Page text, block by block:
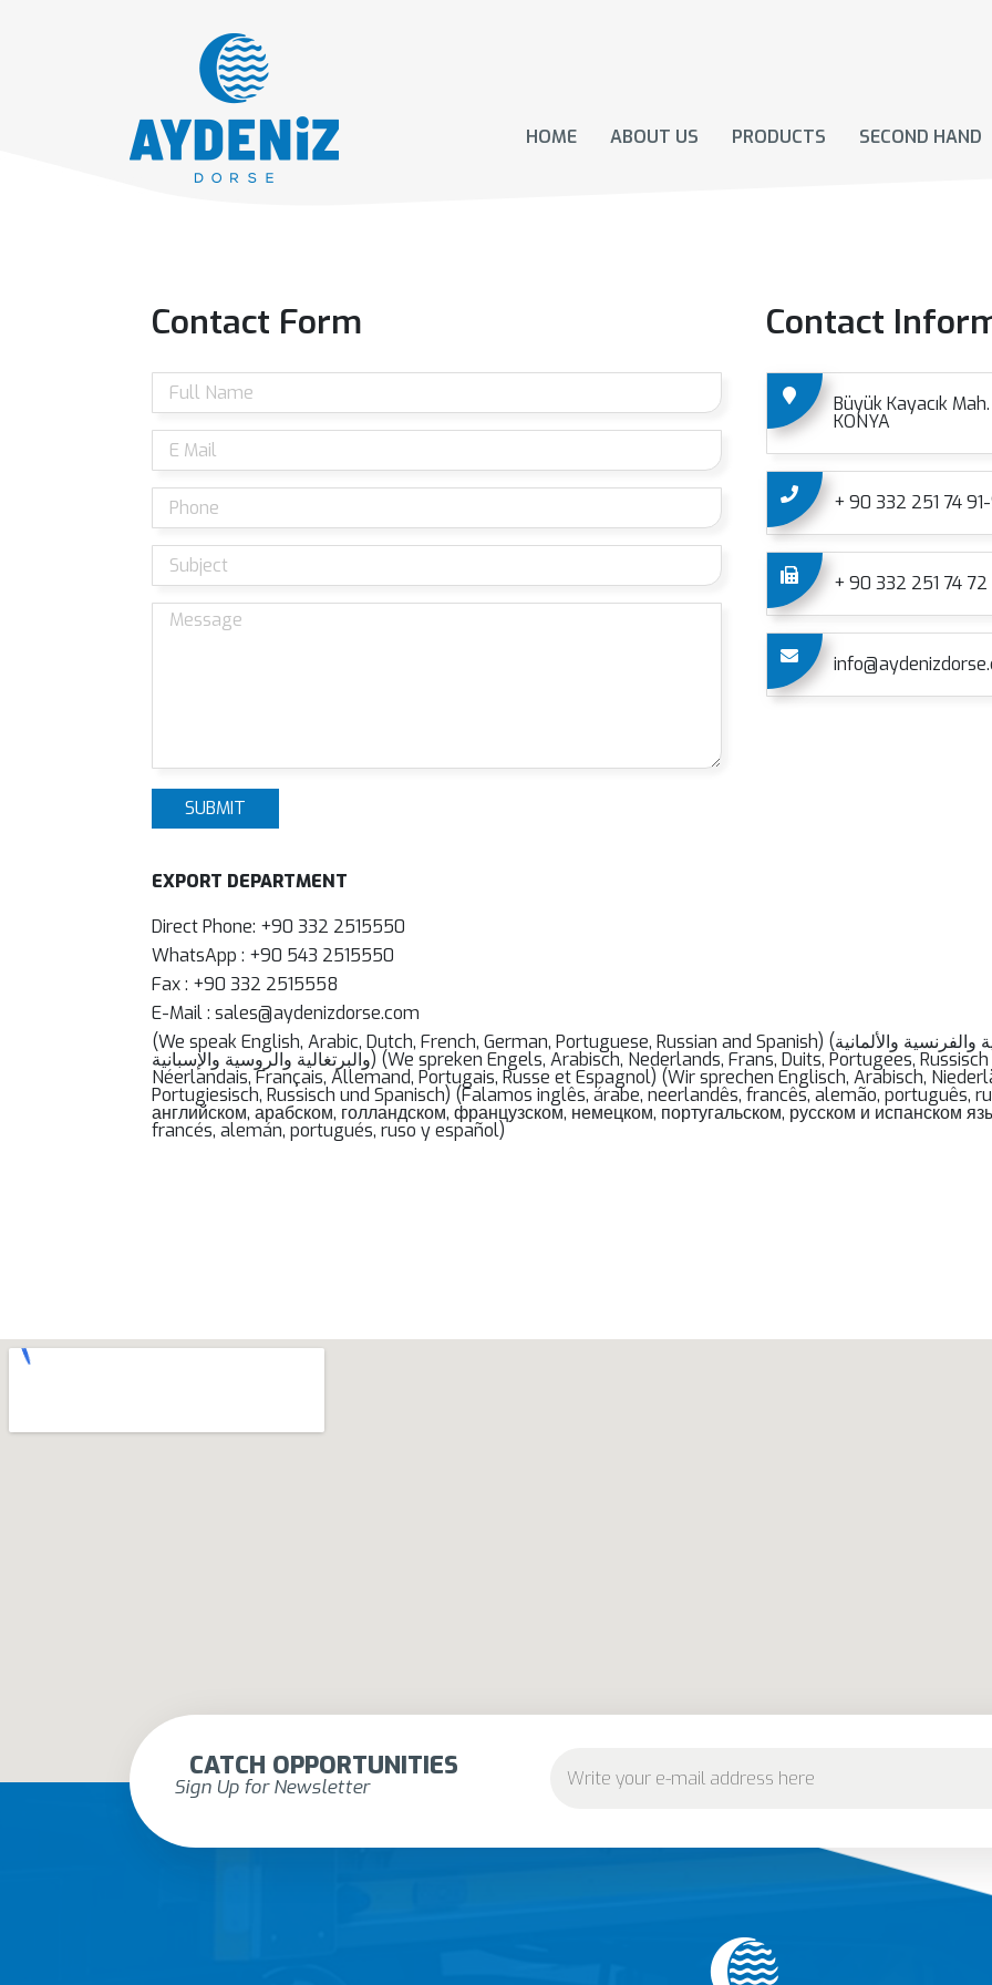
HOME ABOUT US PRODUCTS SECOND HAND
Contact Form
SUBMIT
Contact
Büyük Kayacık
KONYA
+ 90 332 251 74
+ 90 332 251 74 72
EXPORT DEPARTMENT
Direct Phone: +90 332 2515550
WhatsApp : +90 543 2515550
Fax : +90 332 2515558
E-Mail : sales@aydenizdorse.com
(We speak English, Arabic, Dutch, French, German, Portuguese, Russian and Spanish) (نحن نتحدث الإنجليزية والعربية والهولندية والفرنسية والألمانية
والبرتغالية والروسية والإسبانية) (We spreken Engels, Arabisch, Nederlands, Frans, Duits, Portugees, Russisch en Spaans) (Nous parlons Anglais, Arabe,
Néerlandais, Français, Allemand, Portugais, Russe et Espagnol) (Wir sprechen Englisch, Arabisch,
Portugiesisch, Russisch und Spanisch) (Falamos inglês, árabe, neerlandês, francês, alemão, português,
английском, арабском, голландском, французском, немецком, португальском, русском и испанском
francés, alemán, portugués, ruso y español)
CATCH OPPORTUNITIES
Sign Up for Newsletter